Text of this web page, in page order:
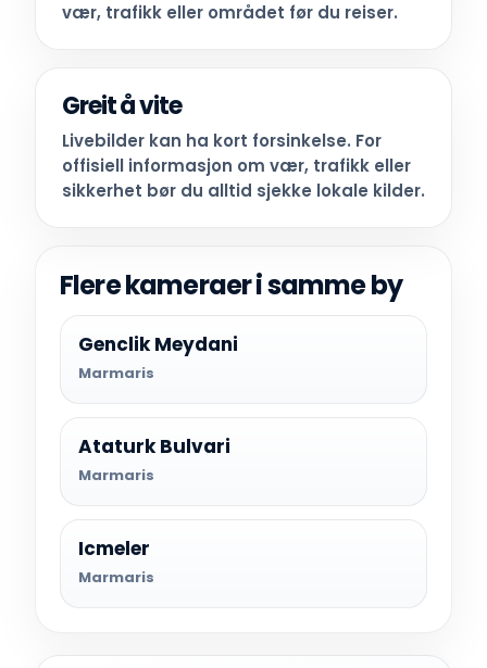
vær, trafikk eller området før du reiser.
Greit å vite
Livebilder kan ha kort forsinkelse. For
offisiell informasjon om vær, trafikk eller
sikkerhet bør du alltid sjekke lokale kilder.
Flere kameraer i samme by
Genclik Meydani
Marmaris
Ataturk Bulvari
Marmaris
Icmeler
Marmaris